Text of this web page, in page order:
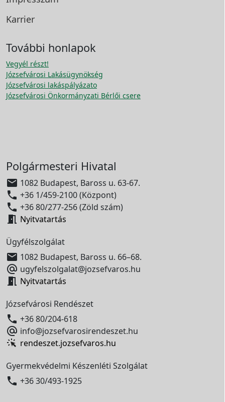
Karrier
További honlapok
Vegyél részt!
Józsefvárosi Lakásügynökség
Józsefvárosi lakáspályázato
Józsefvárosi Önkormányzati Bérlői csere
Polgármesteri Hivatal
 1082 Budapest, Baross u. 63-67.
 +36 1/459-2100 (Központ)
 +36 80/277-256 (Zöld szám)
 Nyitvatartás
Ügyfélszolgálat
 1082 Budapest, Baross u. 66–68.
 ugyfelszolgalat@jozsefvaros.hu
 Nyitvatartás
Józsefvárosi Rendészet
 +36 80/204-618
 info@jozsefvarosirendeszet.hu
rendeszet.jozsefvaros.hu
Gyermekvédelmi Készenléti Szolgálat
 +36 30/493-1925